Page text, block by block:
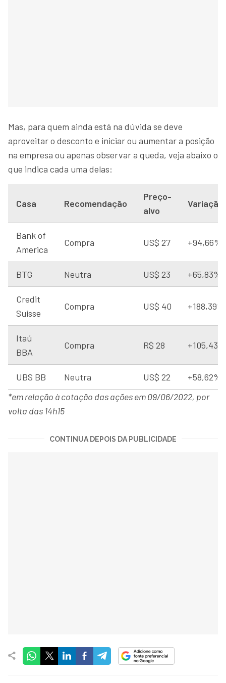
Mas, para quem ainda está na dúvida se deve
aproveitar o desconto e iniciar ou aumentar a posição
na empresa ou apenas observar a queda, veja abaixo o
que indica cada uma delas:
Casa Recomendação
Preço-
alvo
Bank of
America
Compra US$ 27 +94,66%
BTG Neutra US$ 23 +65,83%
Credit
Suisse
Compra US$ 40 +188,39%
Itaú
BBA
Compra R$ 28 +105,43%
UBS BB Neutra US$ 22
+58,62%
*em relação à cotação das ações em 09/06/2022, por
volta das 14h15
CONTINUA DEPOIS DA PUBLICIDADE